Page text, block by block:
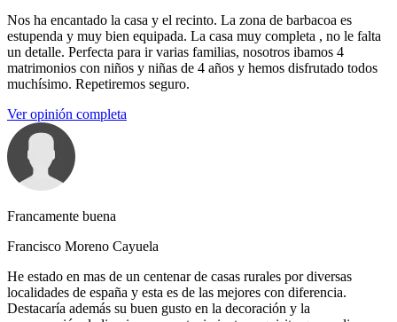
Nos ha encantado la casa y el recinto. La zona de barbacoa es
estupenda y muy bien equipada. La casa muy completa , no le falta
un detalle. Perfecta para ir varias familias, nosotros ibamos 4
matrimonios con niños y niñas de 4 años y hemos disfrutado todos
muchísimo. Repetiremos seguro.
Ver opinión completa
Francamente buena
Francisco Moreno Cayuela
He estado en mas de un centenar de casas rurales por diversas
localidades de españa y esta es de las mejores con diferencia.
Destacaría además su buen gusto en la decoración y la